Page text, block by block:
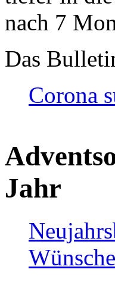
nach 7
Das
Corona
Jahr